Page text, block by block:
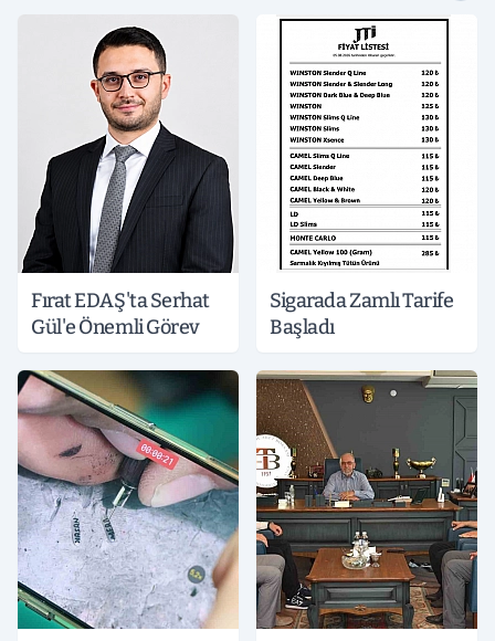
Fırat EDAŞ'ta Serhat
Gül'e Önemli Görev
Sigarada Zamlı Tarife
Başladı